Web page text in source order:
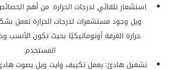
استشعار تلقائي لدرجات الحرارة: من أهم
ويل وجود مستشعرات لدرجات الحرارة تعمل
حرارة الغرفة أوتوماتيكيًا بحيث تكون
المستخدم.
تشغيل هادئ: يعمل تكييف وايت ويل بصوت